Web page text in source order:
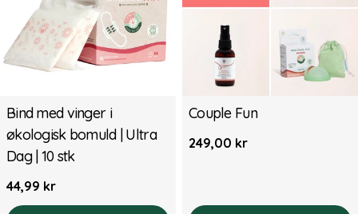
Bind med vinger i
økologisk bomuld | Ultra
Dag | 10 stk
Normal
pris
44,99 kr
Couple Fun
Normal
249,00 kr